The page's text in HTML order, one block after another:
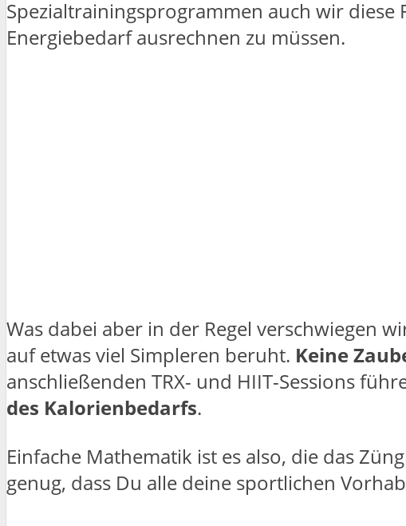
Spezialtrainingsprogrammen auch wir
Energiebedarf ausrechnen zu müssen.
Was dabei aber in der Regel verschwiegen
auf etwas viel Simpleren beruht. Keine
anschließenden TRX- und HIIT-Sessions
des Kalorienbedarfs.
Einfache Mathematik ist es also, die das
genug, dass Du alle deine sportlichen